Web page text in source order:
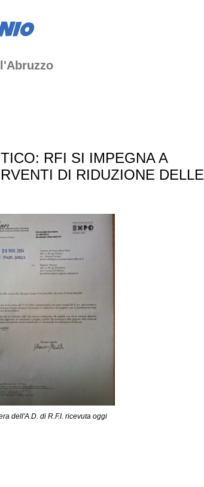
RFI SI IMPEGNA A
DI RIDUZIONE DELLE
dell'A.D. di R.F.I. ricevuta oggi